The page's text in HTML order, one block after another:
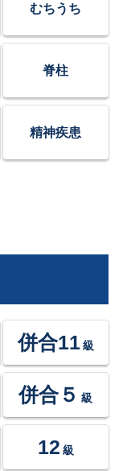
むちうち
脊柱
精神疾患
併合11 級
併合５ 級
12 級